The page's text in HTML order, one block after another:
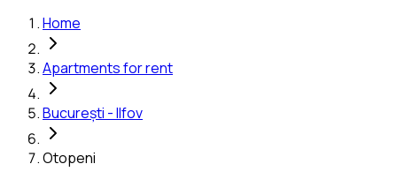
Home
Apartments for rent
București - Ilfov
Otopeni